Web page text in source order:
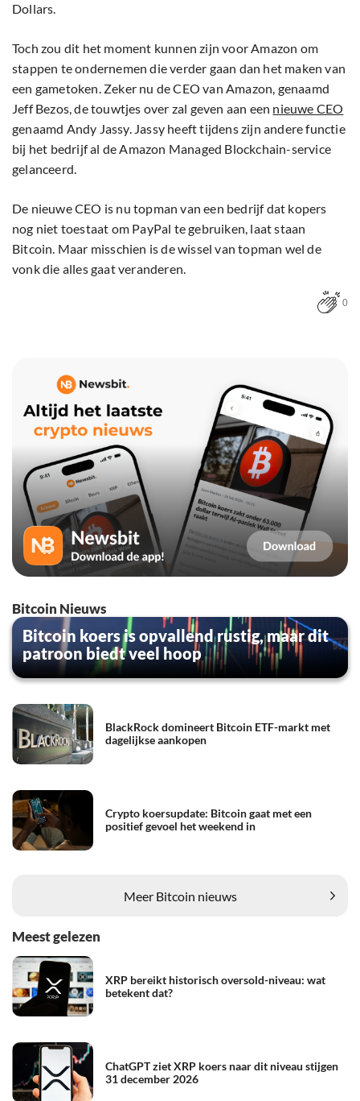
Dollars.
Toch zou dit het moment kunnen zijn voor Amazon om
stappen te ondernemen die verder gaan dan het maken van
een gametoken. Zeker nu de CEO van Amazon, genaamd
Jeff Bezos, de touwtjes over zal geven aan een nieuwe CEO
genaamd Andy Jassy. Jassy heeft tijdens zijn andere functie
bij het bedrijf al de Amazon Managed Blockchain-service
gelanceerd.
De nieuwe CEO is nu topman van een bedrijf dat kopers
nog niet toestaat om PayPal te gebruiken, laat staan
Bitcoin. Maar misschien is de wissel van topman wel de
vonk die alles gaat veranderen.
0
Bitcoin Nieuws
Bitcoin koers is opvallend rustig, maar dit
patroon biedt veel hoop
BlackRock domineert Bitcoin ETF-markt met
dagelijkse aankopen
Crypto koersupdate: Bitcoin gaat met een
positief gevoel het weekend in
Meer Bitcoin nieuws
Meest gelezen
XRP bereikt historisch oversold-niveau: wat
betekent dat?
ChatGPT ziet XRP koers naar dit niveau stijgen
31 december 2026